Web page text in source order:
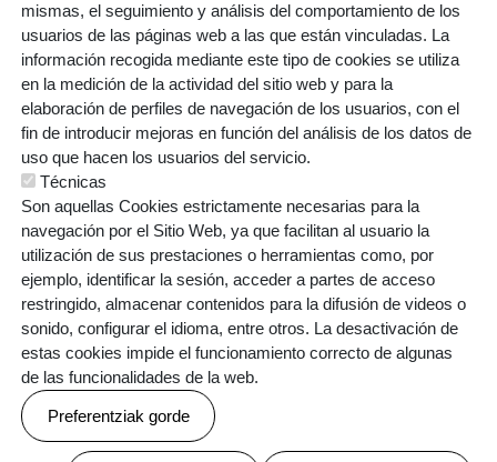
ORRI-OINA
BOLSA DE TRABAJOCONTACTO
TESTU-LEGALAK
POLÍTICA DE COOKIESPOLÍTICA DE PRIVACIDAD
Webgune hau Ikastolen Elkarteak garatu du
mismas, el seguimiento y análisis del comportamiento de los
usuarios de las páginas web a las que están vinculadas. La
información recogida mediante este tipo de cookies se utiliza
en la medición de la actividad del sitio web y para la
elaboración de perfiles de navegación de los usuarios, con el
fin de introducir mejoras en función del análisis de los datos de
uso que hacen los usuarios del servicio.
Técnicas
Son aquellas Cookies estrictamente necesarias para la
navegación por el Sitio Web, ya que facilitan al usuario la
utilización de sus prestaciones o herramientas como, por
ejemplo, identificar la sesión, acceder a partes de acceso
restringido, almacenar contenidos para la difusión de videos o
sonido, configurar el idioma, entre otros. La desactivación de
estas cookies impide el funcionamiento correcto de algunas
de las funcionalidades de la web.
Preferentziak gorde